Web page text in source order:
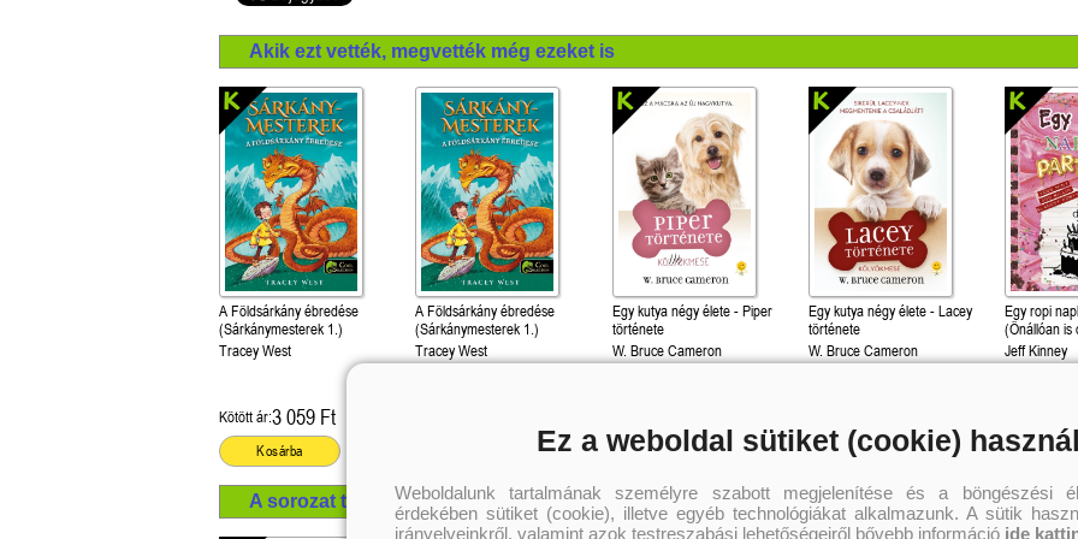
Akik ezt vették, megvették még ezeket is
A Földsárkány ébredése
(Sárkánymesterek 1.)
Tracey West
Kötött ár:3 059 Ft
Kosárba
A Földsárkány ébredése
(Sárkánymesterek 1.)
Tracey West
Egy kutya négy élete - Piper
története
W. Bruce Cameron
Kosárba
Egy kutya négy élete - Lacey
története
W. Bruce Cameron
Kosárba
Egy ropi
(Önállóan is
Jeff Kinney
A sorozat további termékei
Ez a weboldal sütiket (cookie) használ
Weboldalunk tartalmának személyre szabott megjelenítése és a böngészési
érdekében sütiket (cookie), illetve egyéb technológiákat alkalmazunk. A sütik
irányelveinkről, valamint azok testreszabási lehetőségeiről bővebb információ ide